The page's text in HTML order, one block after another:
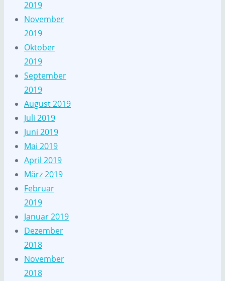
2019
November
2019
Oktober
2019
September
2019
August 2019
Juli 2019
Juni 2019
Mai 2019
April 2019
März 2019
Februar
2019
Januar 2019
Dezember
2018
November
2018